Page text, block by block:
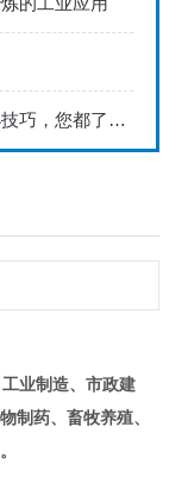
移动式氨气检测报警器维修几个小技巧，您都了解吗？
业制造、市政建
制药、畜牧养殖、